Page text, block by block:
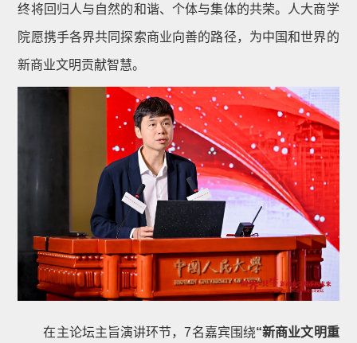
终将回归人与自然的和谐、个体与集体的共荣。人大商学
院愿携手各界共同探索商业向善的路径，为中国和世界的
新商业文明贡献智慧。
在主论坛主旨演讲环节，7名嘉宾围绕“新商业文明重